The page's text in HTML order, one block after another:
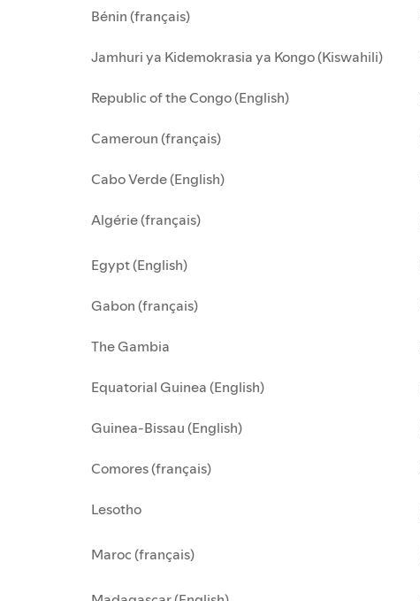
Bénin (français)
Jamhuri ya Kidemokrasia ya Kongo (Kiswahili)
Republic of the Congo (English)
Cameroun (français)
Cabo Verde (English)
Algérie (français)
Egypt (English)
Gabon (français)
The Gambia
Equatorial Guinea (English)
Guinea-Bissau (English)
Comores (français)
Lesotho
Maroc (français)